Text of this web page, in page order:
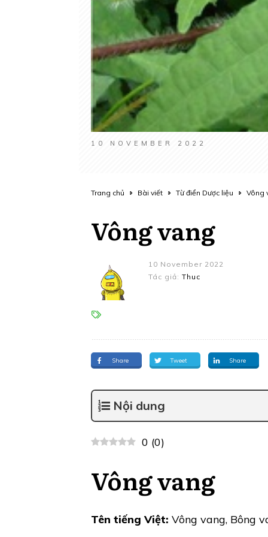
10 NOVEMBER 2022
Trang chủ Bài viết Từ điển Dược liệu Vông
Vông vang
10 November 2022
Tác giả: Thuc
Share Tweet Share
Nội dung
0 (0)
Vông vang
Tên tiếng Việt: Vông vang, Bông